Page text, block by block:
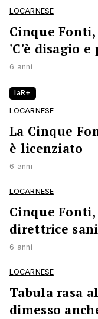
LOCARNESE
Cinque
'C'è disagio e
6 anni
laR+
LOCARNESE
La Cinque
è licenziato
6 anni
LOCARNESE
Cinque
direttrice
6 anni
LOCARNESE
Tabula rasa
dimesso